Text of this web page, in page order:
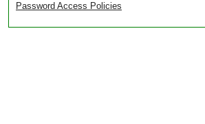
Password Access Policies